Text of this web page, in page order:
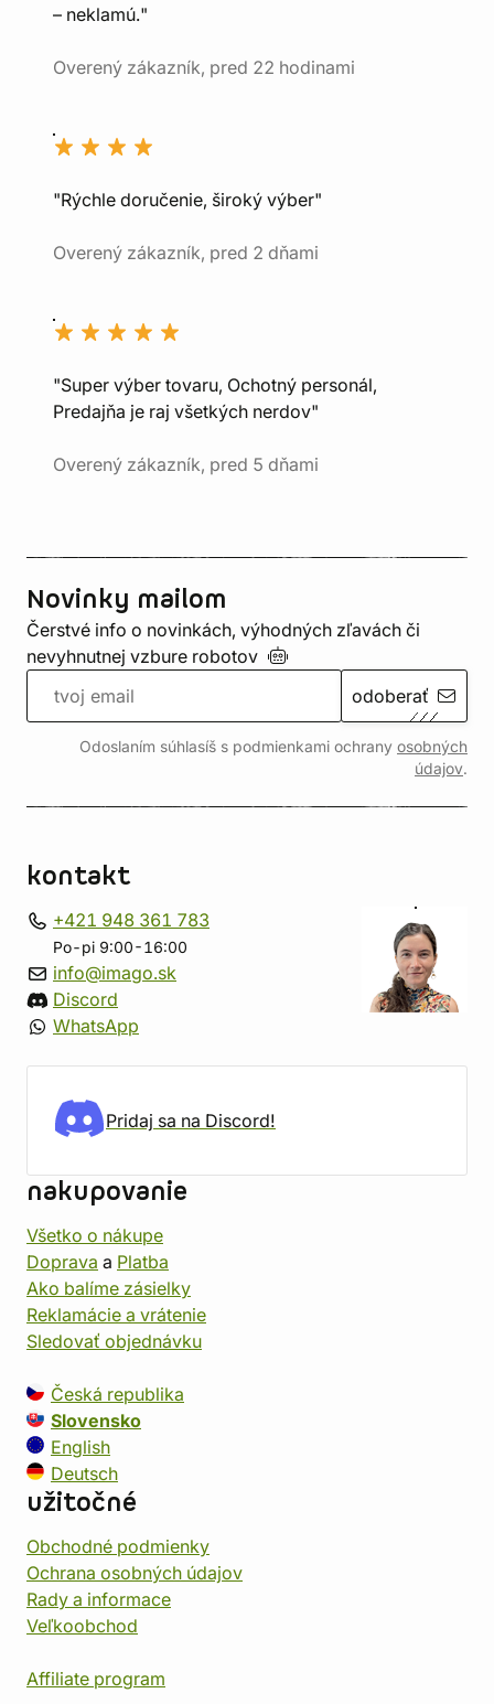
– neklamú."
Overený zákazník, pred 22 hodinami
"Rýchle doručenie, široký výber"
Overený zákazník, pred 2 dňami
"Super výber tovaru, Ochotný personál,
Predajňa je raj všetkých nerdov"
Overený zákazník, pred 5 dňami
Novinky mailom
Čerstvé info o novinkách, výhodných zľavách či
nevyhnutnej vzbure robotov
odoberať
Odoslaním súhlasíš s podmienkami ochrany osobných
údajov.
kontakt
+421 948 361 783
Po-pi 9:00-16:00
info@imago.sk
Discord
WhatsApp
Pridaj sa na Discord!
nakupovanie
Všetko o nákupe
Doprava a Platba
Ako balíme zásielky
Reklamácie a vrátenie
Sledovať objednávku
Česká republika
Slovensko
English
Deutsch
užitočné
Obchodné podmienky
Ochrana osobných údajov
Rady a informace
Veľkoobchod
Affiliate program